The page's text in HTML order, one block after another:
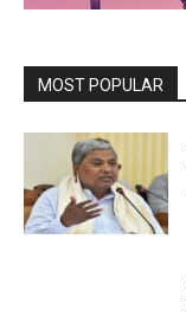
MOST POPULAR